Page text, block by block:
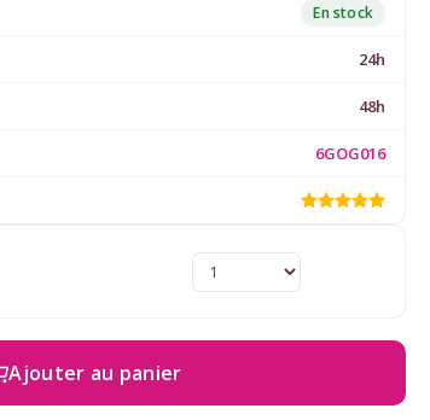
En stock
24h
48h
6GOG016
Ajouter au panier